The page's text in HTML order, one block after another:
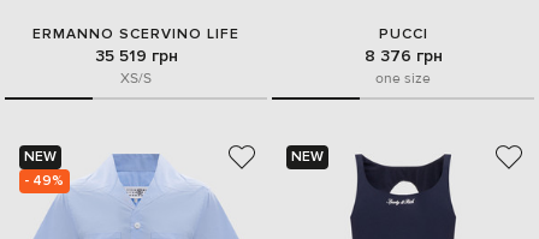
ERMANNO SCERVINO LIFE
35 519 грн
XS/S
PUCCI
8 376 грн
one size
NEW
- 49%
NEW